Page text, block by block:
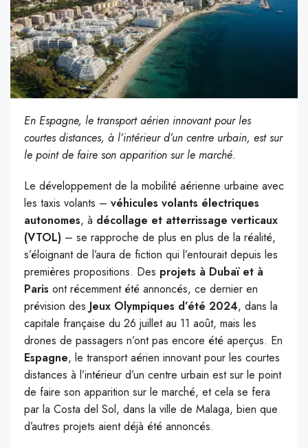
En Espagne, le transport aérien innovant pour les
courtes distances, à l’intérieur d’un centre urbain, est sur
le point de faire son apparition sur le marché.
Le développement de la mobilité aérienne urbaine avec
les taxis volants – véhicules volants électriques
autonomes, à décollage et atterrissage verticaux
(VTOL) – se rapproche de plus en plus de la réalité,
s’éloignant de l’aura de fiction qui l’entourait depuis les
premières propositions. Des projets à Dubaï et à
Paris ont récemment été annoncés, ce dernier en
prévision des Jeux Olympiques d’été 2024, dans la
capitale française du 26 juillet au 11 août, mais les
drones de passagers n’ont pas encore été aperçus. En
Espagne, le transport aérien innovant pour les courtes
distances à l’intérieur d’un centre urbain est sur le point
de faire son apparition sur le marché, et cela se fera
par la Costa del Sol, dans la ville de Malaga, bien que
d’autres projets aient déjà été annoncés.